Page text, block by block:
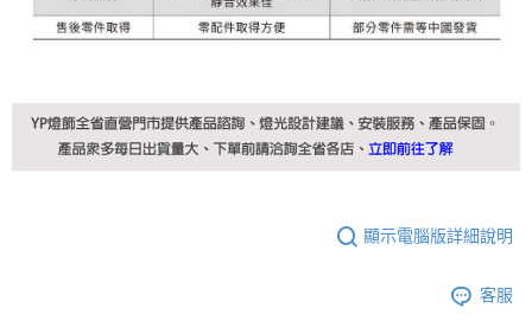
顯示電腦版詳細說明
客服